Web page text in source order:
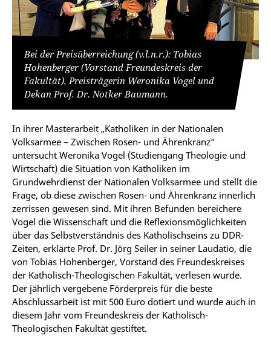
©
Bei der Preisüberreichung (v.l.n.r.): Tobias
Hohenberger (Vorstand Freundeskreis der
Fakultät), Preisträgerin Weronika Vogel und
Dekan Prof. Dr. Notker Baumann.
In ihrer Masterarbeit „Katholiken in der Nationalen
Volksarmee – Zwischen Rosen- und Ährenkranz“
untersucht Weronika Vogel (Studiengang Theologie und
Wirtschaft) die Situation von Katholiken im
Grundwehrdienst der Nationalen Volksarmee und stellt die
Frage, ob diese zwischen Rosen- und Ährenkranz innerlich
zerrissen gewesen sind. Mit ihren Befunden bereichere
Vogel die Wissenschaft und die Reflexionsmöglichkeiten
über das Selbstverständnis des Katholischseins zu DDR-
Zeiten, erklärte Prof. Dr. Jörg Seiler in seiner Laudatio, die
von Tobias Hohenberger, Vorstand des Freundeskreises
der Katholisch-Theologischen Fakultät, verlesen wurde.
Der jährlich vergebene Förderpreis für die beste
Abschlussarbeit ist mit 500 Euro dotiert und wurde auch in
diesem Jahr vom Freundeskreis der Katholisch-
Theologischen Fakultät gestiftet.